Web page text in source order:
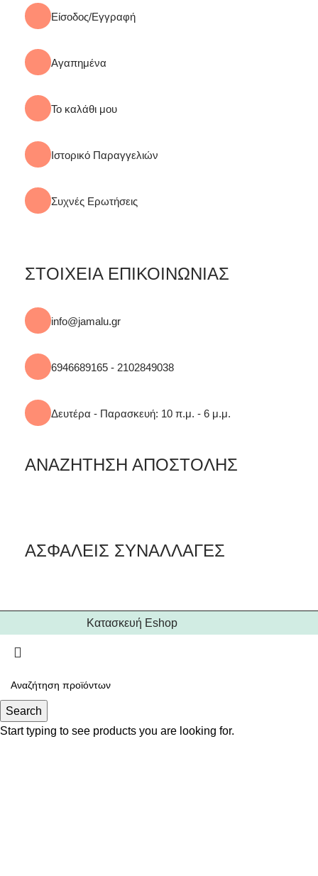
Είσοδος/Εγγραφή
Αγαπημένα
Το καλάθι μου
Ιστορικό Παραγγελιών
Συχνές Ερωτήσεις
ΣΤΟΙΧΕΙΑ ΕΠΙΚΟΙΝΩΝΙΑΣ
info@jamalu.gr
6946689165 - 2102849038
Δευτέρα - Παρασκευή: 10 π.μ. - 6 μ.μ.
ΑΝΑΖΗΤΗΣΗ ΑΠΟΣΤΟΛΗΣ
ΑΣΦΑΛΕΙΣ ΣΥΝΑΛΛΑΓΕΣ
Κατασκευή Eshop
Search
Start typing to see products you are looking for.